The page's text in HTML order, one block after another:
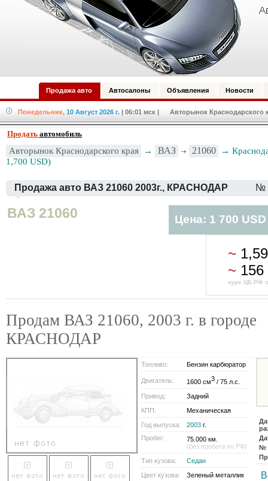
Продажа авто Автосалоны Объявления Новости
Понедельник, 10 Август 2026 г. | 06:01 мск | Авторынок Краснодарского
Продать автомобиль
Авторынок Краснодарского края → ВАЗ 21060
→
1,700 USD)
Продажа авто ВАЗ 21060 2003г., КРАСНОДАР №
ВАЗ 21060 Цена: 1 700 USD
~
~
курс ЦБ РФ
Продам ВАЗ 21060, 2003 г. в городе
КРАСНОДАР
Топливо: Бензин карбюратор
Двигатель: 1600 см3 / 75 л.с.
Привод:
Задний
КПП:
Механическая
Год выпуска:
2003 г.
Пробег:
75.000 км.
(без пробега по РФ)
Тип кузова:
Седан
Цвет кузова:
Зеленый металлик
№